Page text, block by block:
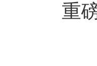
重